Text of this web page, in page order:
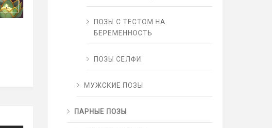
ПОЗЫ С ТЕСТОМ НА
БЕРЕМЕННОСТЬ
ПОЗЫ СЕЛФИ
МУЖСКИЕ ПОЗЫ
ПАРНЫЕ ПОЗЫ